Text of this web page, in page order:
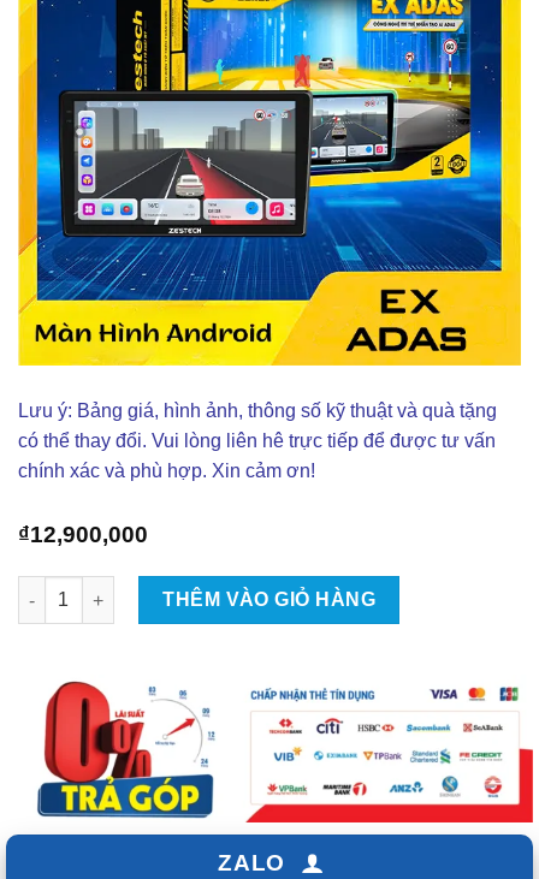
Lưu ý: Bảng giá, hình ảnh, thông số kỹ thuật và quà tặng
có thể thay đổi. Vui lòng liên hê trực tiếp để được tư vấn
chính xác và phù hợp. Xin cảm ơn!
₫12,900,000
Màn Hình Android Zestech EX ADAS | ZKar Auto số lượng
THÊM VÀO GIỎ HÀNG
ZALO